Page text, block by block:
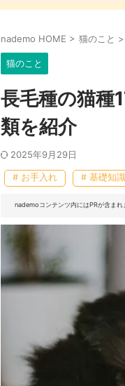
犬のこと
犬のしつけ
猫のこと
猫のしつけ
ペット
nademo HOME > 猫のこと >
猫のこと
長毛種の猫種
類を紹介
2025年9月29日
# お手入れ # 基礎知識
nademoコンテンツ内にはPRが含まれ